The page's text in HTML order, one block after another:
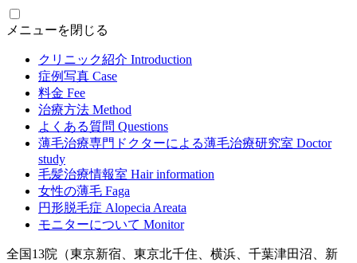
メニューを閉じる
クリニック紹介 Introduction
症例写真 Case
料金 Fee
治療方法 Method
よくある質問 Questions
薄毛治療専門ドクターによる薄毛治療研究室 Doctor
study
毛髪治療情報室 Hair information
女性の薄毛 Faga
円形脱毛症 Alopecia Areata
モニターについて Monitor
全国13院（東京新宿、東京北千住、横浜、千葉津田沼、新